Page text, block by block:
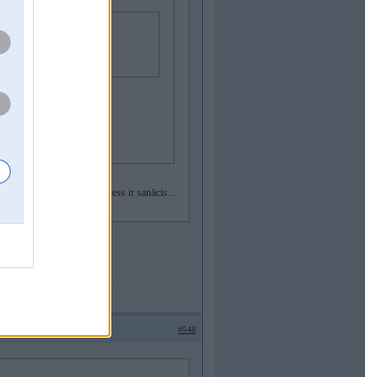
tev tāds krievu bizness ir sanācis...
#548